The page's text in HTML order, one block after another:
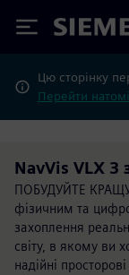
Siemens
Цю сторінку
Перейти
NavVis VLX 3
ПОБУДУЙТЕ
фізичним та
захоплення
світу, в якому ви
надійні